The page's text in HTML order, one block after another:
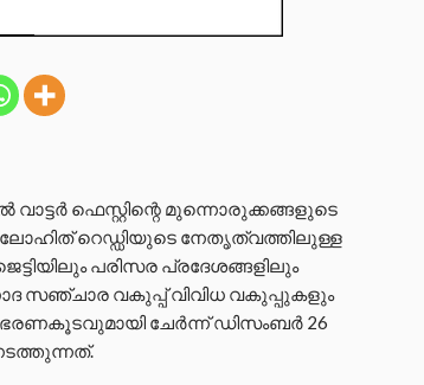
ഫെസ്റ്റിന്റെ മുന്നൊരുക്കങ്ങളുടെ
ലോഹിത് റെഡ്ഡിയുടെ നേതൃത്വത്തിലുള്ള
പരിസര പ്രദേശങ്ങളിലും
സഞ്ചാര വകുപ്പ് വിവിധ വകുപ്പുകളും
ചേര്‍ന്ന് ഡിസംബര്‍ 26